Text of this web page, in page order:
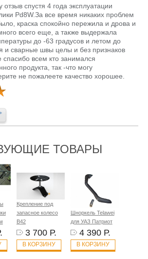
спустя 4 года эксплуатации
Pd8W.За все время никаких проблем
краска спокойно пережила и дрова и
всего еще, а также выдержала
до -63 градусов и летом до
и сварные швы целы и без признаков
всем кто занимался
продукта, так -что могу
не пожалеете качество хорошее.
ТОВАРЫ
Крепление под
запасное колесо
B42
3 700 Р.
В КОРЗИНУ
Шноркель Telawei
для УАЗ Патриот
4 390 Р.
В КОРЗИНУ